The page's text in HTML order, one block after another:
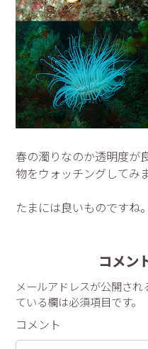
春の濁りなのか透明度が
物をウォッチングしてみ
たまには良いものですね。
コメン
メールアドレスが公開さ
ている欄は必須項目です。
コメント